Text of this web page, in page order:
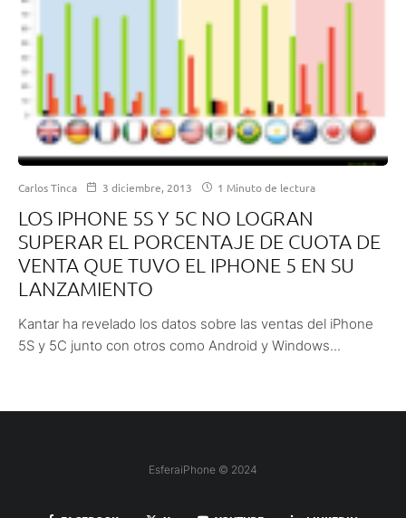
Carlos Tinca 3 diciembre, 2013 1 Minuto de lectura
LOS IPHONE 5S Y 5C NO LOGRAN
SUPERAR EL PORCENTAJE DE CUOTA DE
VENTA QUE TUVO EL IPHONE 5 EN SU
LANZAMIENTO
Kantar ha revelado los datos sobre las ventas del iPhone
5S y 5C junto con otros como Android y Windows...
EsferaiPhone © 2024